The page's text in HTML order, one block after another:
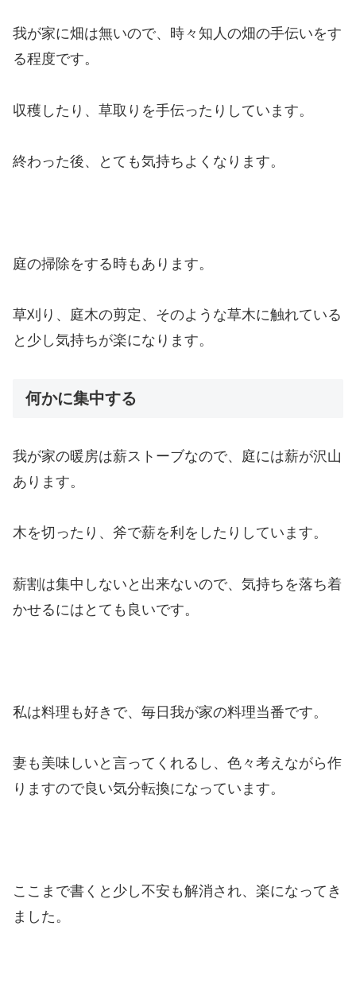
我が家に畑は無いので、時々知人の畑の手伝いをす
る程度です。
収穫したり、草取りを手伝ったりしています。
終わった後、とても気持ちよくなります。
庭の掃除をする時もあります。
草刈り、庭木の剪定、そのような草木に触れている
と少し気持ちが楽になります。
何かに集中する
我が家の暖房は薪ストーブなので、庭には薪が沢山
あります。
木を切ったり、斧で薪を利をしたりしています。
薪割は集中しないと出来ないので、気持ちを落ち着
かせるにはとても良いです。
私は料理も好きで、毎日我が家の料理当番です。
妻も美味しいと言ってくれるし、色々考えながら作
りますので良い気分転換になっています。
ここまで書くと少し不安も解消され、楽になってき
ました。